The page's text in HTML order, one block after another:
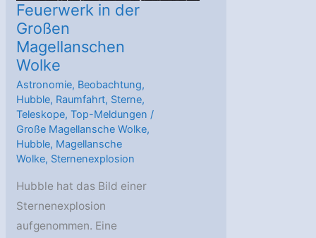
Feuerwerk in der
Großen
Magellanschen
Wolke
Astronomie, Beobachtung,
Hubble, Raumfahrt, Sterne,
Teleskope,Top-Meldungen /
Große Magellansche Wolke,
Hubble, Magellansche
Wolke, Sternenexplosion
Hubble hat das Bild einer
Sternenexplosion
aufgenommen. Eine